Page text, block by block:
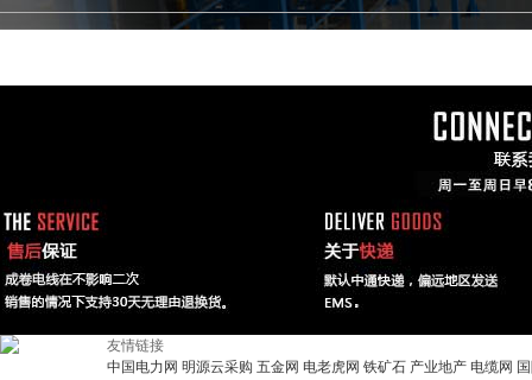
友情链接
中国电力网 明源云采购 五金网 电老虎网 铁矿石 产业地产 电缆网